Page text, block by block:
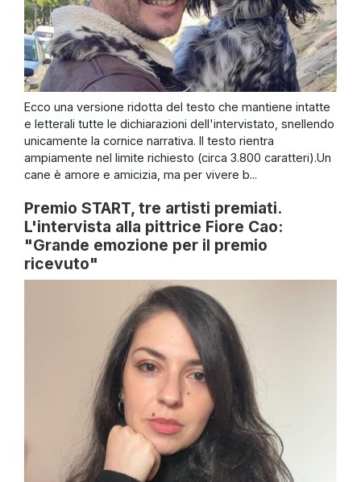
Ecco una versione ridotta del testo che mantiene intatte
e letterali tutte le dichiarazioni dell'intervistato, snellendo
unicamente la cornice narrativa. Il testo rientra
ampiamente nel limite richiesto (circa 3.800 caratteri).Un
cane è amore e amicizia, ma per vivere b...
Premio START, tre artisti premiati.
L'intervista alla pittrice Fiore Cao:
"Grande emozione per il premio
ricevuto"